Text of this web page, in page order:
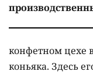
конфетном цехе
коньяка. Здесь